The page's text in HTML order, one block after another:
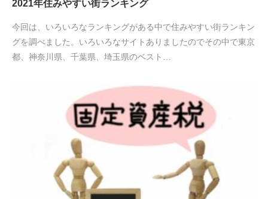
2021年住みやすい街ランキング
今回は、いろいろなランキングがある中で住みやすい街ランキン
グを調べました。いろいろなサイトありましたのでその中で東京
都、神奈川県、千葉県、埼玉県のベスト…